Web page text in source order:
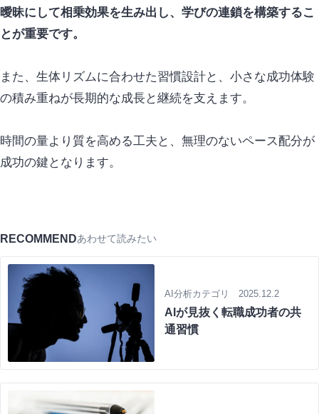
曖昧にして相乗効果を生み出し、学びの連鎖を構築するこ
とが重要です。
また、生体リズムに合わせた習慣設計と、小さな成功体験
の積み重ねが長期的な成長と継続を支えます。
時間の量より質を高める工夫と、無理のないペース配分が
成功の鍵となります。
RECOMMENDあわせて読みたい
AI分析カテゴリ 2025.12.2
AIが見抜く転職成功者の共
通習慣